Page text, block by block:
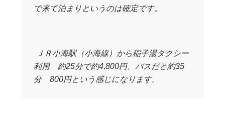
で来て泊まりというのは確定です。
ＪＲ小海駅（小海線）から稲子湯タクシー
利用 約25分で約4,800円、バスだと約35
分 800円という感じになります。